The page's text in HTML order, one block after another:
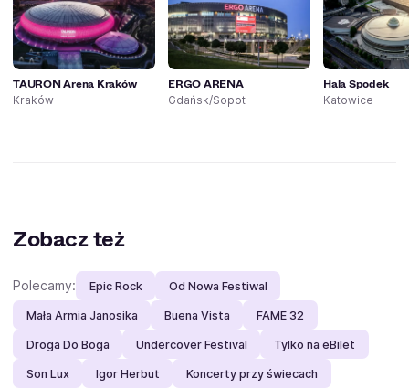
TAURON Arena Kraków
Kraków
ERGO ARENA
Gdańsk/Sopot
Hala Spodek
Katowice
Zobacz też
Polecamy: Epic Rock Od Nowa Festiwal
Mała Armia Janosika Buena Vista FAME 32
Droga Do Boga Undercover Festival Tylko na eBilet
Son Lux Igor Herbut Koncerty przy świecach